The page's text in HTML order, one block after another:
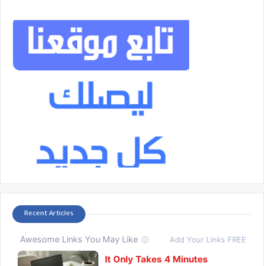
Recent Articles